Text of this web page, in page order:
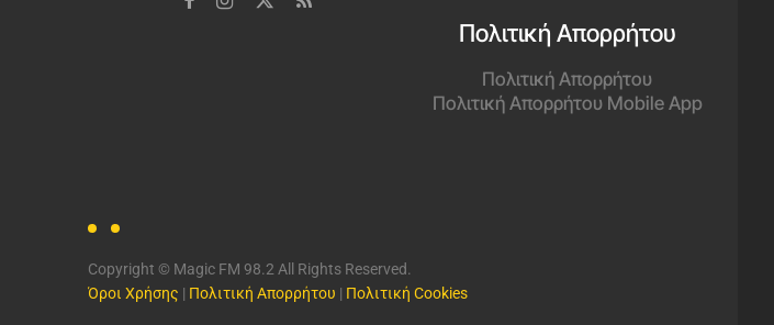
Πολιτική Απορρήτου
Πολιτική Απορρήτου
Πολιτική Απορρήτου Mobile App
Copyright © Magic FM 98.2 All Rights Reserved.
Όροι Χρήσης | Πολιτική Απορρήτου | Πολιτική Cookies